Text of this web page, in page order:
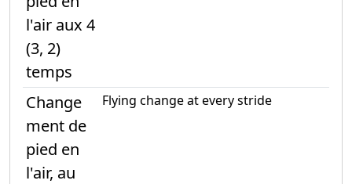
l'air aux 4
(3, 2)
temps
Change
ment de
pied en
l'air, au
Flying change at every stride